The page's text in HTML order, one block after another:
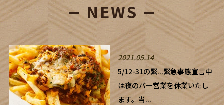
NEWS
2021.05.14
5/12-31の緊...緊急事態宣言中
は夜のバー営業を休業いたし
ます。当...